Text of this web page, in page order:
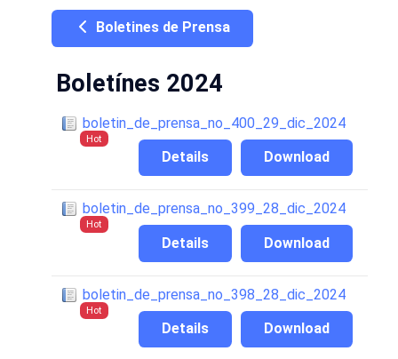
Boletines de Prensa
Boletínes 2024
boletin_de_prensa_no_400_29_dic_2024
Hot
Download
Details
boletin_de_prensa_no_399_28_dic_2024
Hot
Download
Details
boletin_de_prensa_no_398_28_dic_2024
Hot
Download
Details